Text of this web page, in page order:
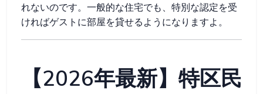
れないのです。一般的な住宅でも、特別な認定を受
ければゲストに部屋を貸せるようになりますよ。
【2026年最新】特区民